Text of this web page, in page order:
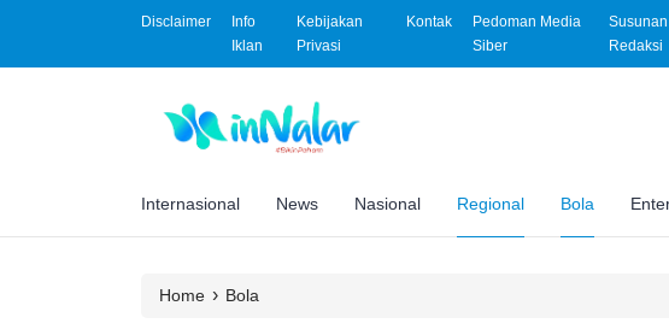
Disclaimer
Info
Iklan
Kebijakan
Privasi
Kontak
Pedoman Media
Siber
Susunan
Redaksi
Internasional News Nasional Regional Bola
Home › Bola